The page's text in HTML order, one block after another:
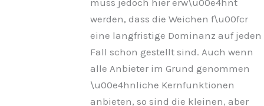
werden, dass die Weichen f\u00fcr
eine langfristige Dominanz auf jeden
Fall schon gestellt sind. Auch wenn
alle Anbieter im Grund genommen
\u00e4hnliche Kernfunktionen
anbieten, so sind die kleinen, aber